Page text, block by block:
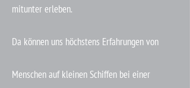
mitunter erleben.
Da können uns höchstens Erfahrungen von
Menschen auf kleinen Schiffen bei einer